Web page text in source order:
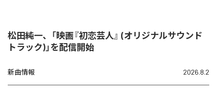
松田純一、「映画『初恋芸人』 (オリジナルサウンド
トラック)」を配信開始
新曲情報 2026.8.2